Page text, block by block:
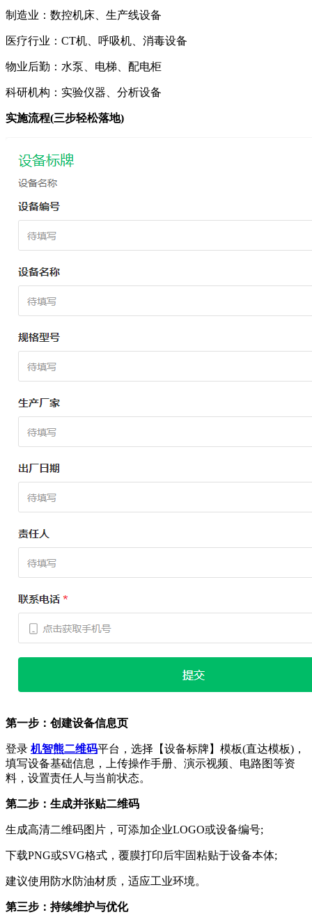
制造业：数控机床、生产线设备
医疗行业：CT机、呼吸机、消毒设备
物业后勤：水泵、电梯、配电柜
科研机构：实验仪器、分析设备
实施流程(三步轻松落地)
第一步：创建设备信息页
登录 机智熊二维码平台，选择【设备标牌】模板(直达模板)，
填写设备基础信息，上传操作手册、演示视频、电路图等资
料，设置责任人与当前状态。
第二步：生成并张贴二维码
生成高清二维码图片，可添加企业LOGO或设备编号;
下载PNG或SVG格式，覆膜打印后牢固粘贴于设备本体;
建议使用防水防油材质，适应工业环境。
第三步：持续维护与优化